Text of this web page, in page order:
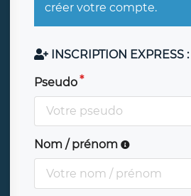
créer votre compte.
INSCRIPTION EXPRESS :
Pseudo
Nom / prénom